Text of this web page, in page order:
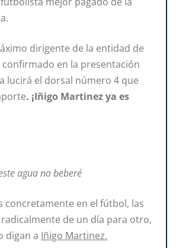
dirigente de la entidad de
confirmado en la presentación
lucirá el dorsal número 4 que
. ¡Iñigo Martinez ya es
agua no beberé
concretamente en el fútbol, las
de un día para otro,
digan a Iñigo Martinez.